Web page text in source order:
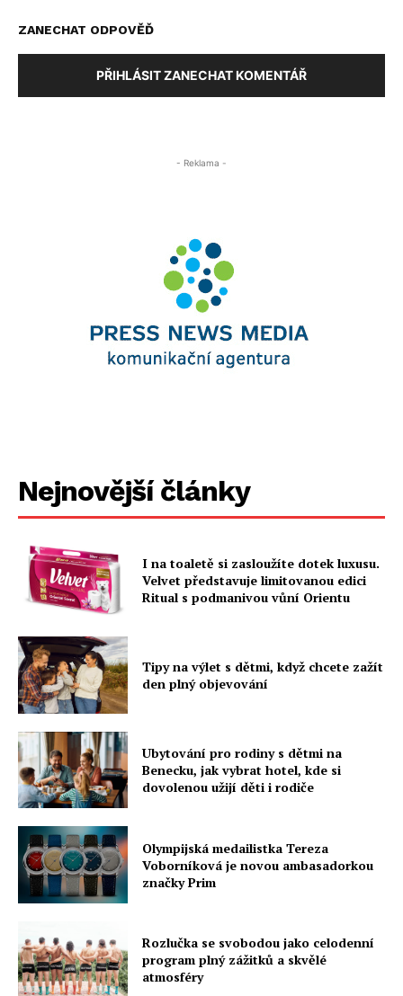
ZANECHAT ODPOVĚĎ
PŘIHLÁSIT ZANECHAT KOMENTÁŘ
- Reklama -
Nejnovější články
I na toaletě si zasloužíte dotek luxusu.
Velvet představuje limitovanou edici
Ritual s podmanivou vůní Orientu
Tipy na výlet s dětmi, když chcete zažít
den plný objevování
Ubytování pro rodiny s dětmi na
Benecku, jak vybrat hotel, kde si
dovolenou užijí děti i rodiče
Olympijská medailistka Tereza
Voborníková je novou ambasadorkou
značky Prim
Rozlučka se svobodou jako celodenní
program plný zážitků a skvělé
atmosféry